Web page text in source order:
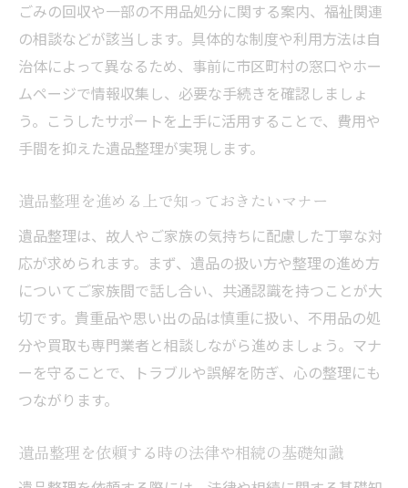
ごみの回収や一部の不用品処分に関する案内、福祉関連
の相談などが該当します。具体的な制度や利用方法は自
治体によって異なるため、事前に市区町村の窓口やホー
ムページで情報収集し、必要な手続きを確認しましょ
う。こうしたサポートを上手に活用することで、費用や
手間を抑えた遺品整理が実現します。
遺品整理を進める上で知っておきたいマナー
遺品整理は、故人やご家族の気持ちに配慮した丁寧な対
応が求められます。まず、遺品の扱い方や整理の進め方
についてご家族間で話し合い、共通認識を持つことが大
切です。貴重品や思い出の品は慎重に扱い、不用品の処
分や買取も専門業者と相談しながら進めましょう。マナ
ーを守ることで、トラブルや誤解を防ぎ、心の整理にも
つながります。
遺品整理を依頼する時の法律や相続の基礎知識